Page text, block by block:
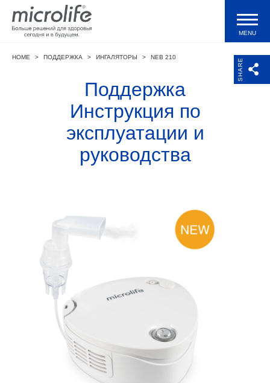
Продукция
Тонометры WatchBP
Валидации и клинические исследования
Поддержка
Компания
MENU
SHARE
HOME > ПОДДЕРЖКА > ИНГАЛЯТОРЫ > NEB 210
Поддержка
Инструкция по
эксплуатации и
руководства